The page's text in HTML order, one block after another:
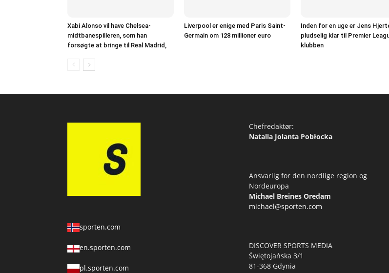
Xabi Alonso vil have Chelsea-
midtbanespilleren, som han
forsøgte at bringe til Real Madrid,
Liverpool er enige med Paris Saint-
Germain om 128 millioner euro
Inden for en uge er Jens
pludselig klar til Premier
klubben
sporten.com
en.sporten.com
pl.sporten.com
Chefredaktør:
Natalia Jolanta Pobłocka
Ansvarlig for den nordlige region og
Nordeuropa
Michael Breines Oredam
michael@sporten.com
DISCOVER SPORTS MEDIA
Świętojańska 3/1
81-368 Gdynia